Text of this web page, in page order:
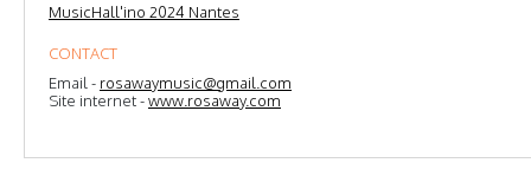
MusicHall'ino 2024 Nantes
CONTACT
Email - rosawaymusic@gmail.com
Site internet -www.rosaway.com